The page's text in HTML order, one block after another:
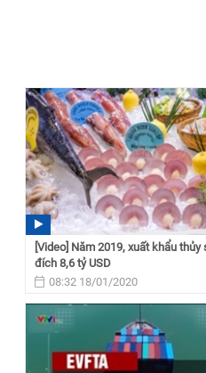
[Video] Năm 2019, xuất khẩu thủy
đích 8,6 tỷ USD
08:32 18/01/2020